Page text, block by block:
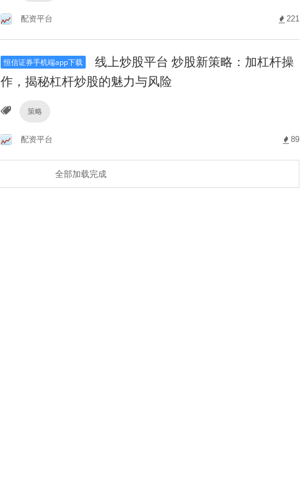
配资平台 221
恒信证券手机端app下载
线上炒股平台 炒股新策略：加杠杆操
作，揭秘杠杆炒股的魅力与风险
策略
配资平台 89
全部加载完成